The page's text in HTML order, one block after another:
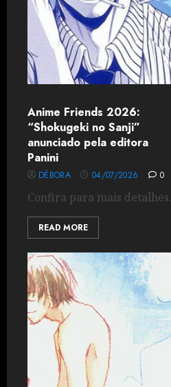
Anime Friends 2026:
“Shokugeki no Sanji”
anunciado pela editora
Panini
DÉBORA 04/07/2026 0
Confira para mais detalhes.
READ MORE